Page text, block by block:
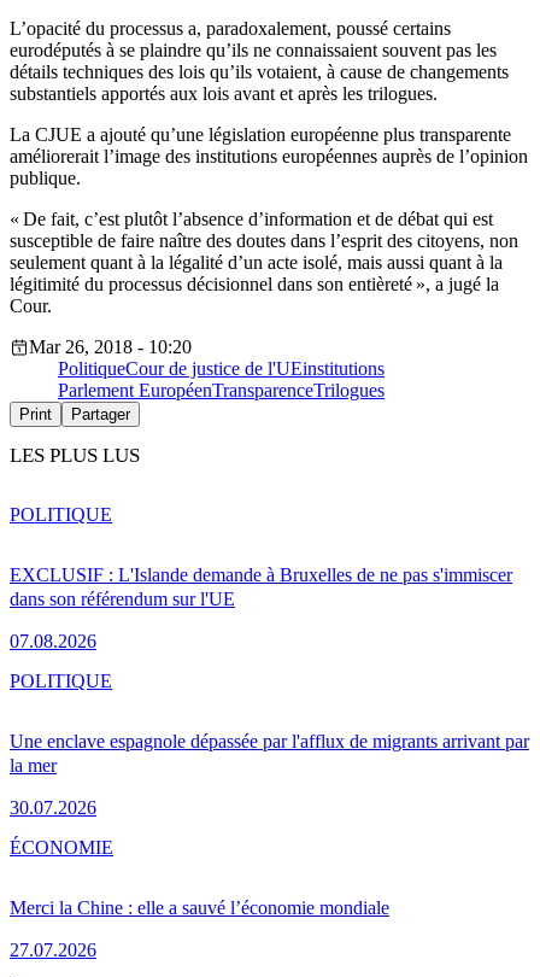
L’opacité du processus a, paradoxalement, poussé certains
eurodéputés à se plaindre qu’ils ne connaissaient souvent pas les
détails techniques des lois qu’ils votaient, à cause de changements
substantiels apportés aux lois avant et après les trilogues.
La CJUE a ajouté qu’une législation européenne plus transparente
améliorerait l’image des institutions européennes auprès de l’opinion
publique.
« De fait, c’est plutôt l’absence d’information et de débat qui est
susceptible de faire naître des doutes dans l’esprit des citoyens, non
seulement quant à la légalité d’un acte isolé, mais aussi quant à la
légitimité du processus décisionnel dans son entièreté », a jugé la
Cour.
Mar 26, 2018 - 10:20
PolitiqueCour de justice de l'UEinstitutions
Parlement EuropéenTransparenceTrilogues
Print Partager
LES PLUS LUS
EXCLUSIF : L'Islande demande à Bruxelles de ne pas s'immiscer
dans son référendum sur l'UE
07.08.2026
POLITIQUE
Une enclave espagnole dépassée par l'afflux de migrants arrivant par
la mer
30.07.2026
POLITIQUE
Merci la Chine : elle a sauvé l’économie mondiale
27.07.2026
ÉCONOMIE